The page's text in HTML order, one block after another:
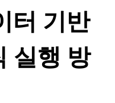
터 기반
실행 방